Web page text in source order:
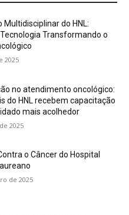
Multidisciplinar do HNL:
Transformando o
2025
no atendimento oncológico:
do HNL recebem capacitação
mais acolhedor
2025
o Câncer do Hospital
de 2025